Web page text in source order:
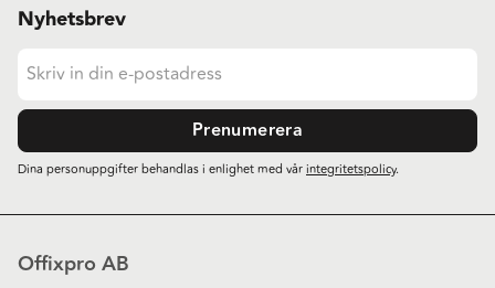
Nyhetsbrev
Prenumerera
Dina personuppgifter behandlas i enlighet med vårintegritetspolicy.
Offixpro AB